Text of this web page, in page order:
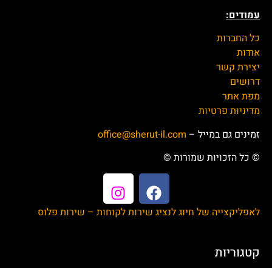
עמודים:
כל החברות
אודות
יצירת קשר
דרושים
מפת אתר
מדיניות פרטיות
זמינים גם במייל – office@sherut-il.com
© כל הזכויות שמורות ©
לאפליקצייה של חיוג לנציג שירות לקוחות – שירות פלוס
קטגוריות